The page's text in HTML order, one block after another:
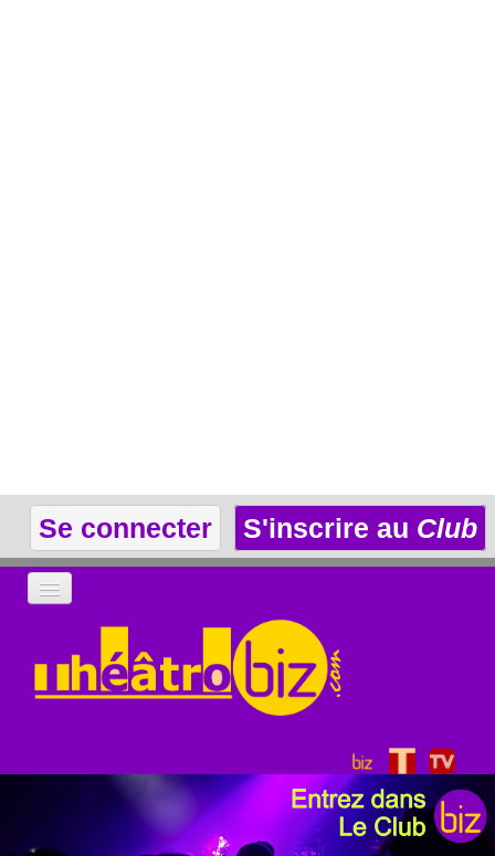
Se connecter S'inscrire au Club
LA THÉÂTROTHÈQUE
LE CLUB